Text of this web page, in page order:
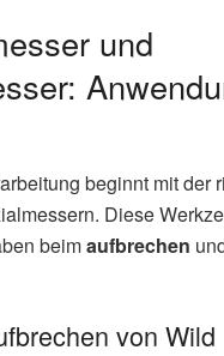
und
beginnt mit der
Diese
beimaufbrechen
von Wild